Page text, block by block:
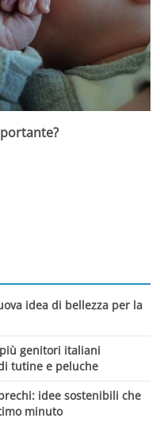
idea di bellezza per la
genitori italiani
tutine e peluche
idee sostenibili che
minuto